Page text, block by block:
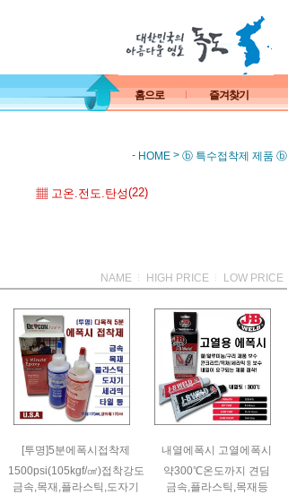
홈으로 즐겨찾기
- HOME > ⓑ 특수접착제 제품 ⓑ
▦ 고온.전도.탄성(22)
NAME HIGH PRICE LOW PRICE
[투명]5분에폭시접착제
1500psi(105kgf/㎠)접착강도
금속,목재,플라스틱,도자기
내열에폭시 고열에폭시
약300℃온도까지 견딤
금속,플라스틱,목재등